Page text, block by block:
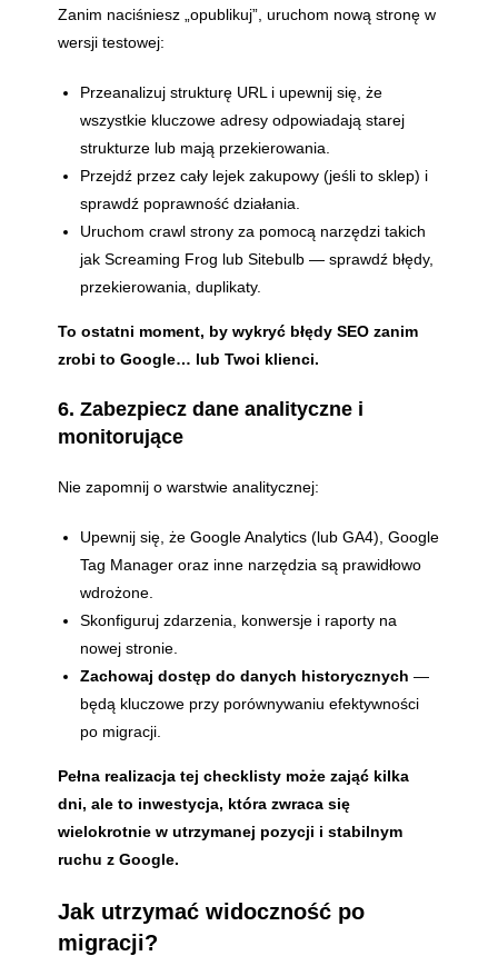
Zanim naciśniesz „opublikuj”, uruchom nową stronę w
wersji testowej:
Przeanalizuj strukturę URL i upewnij się, że
wszystkie kluczowe adresy odpowiadają starej
strukturze lub mają przekierowania.
Przejdź przez cały lejek zakupowy (jeśli to sklep) i
sprawdź poprawność działania.
Uruchom crawl strony za pomocą narzędzi takich
jak Screaming Frog lub Sitebulb — sprawdź błędy,
przekierowania, duplikaty.
To ostatni moment, by wykryć błędy SEO zanim
zrobi to Google… lub Twoi klienci.
6. Zabezpiecz dane analityczne i
monitorujące
Nie zapomnij o warstwie analitycznej:
Upewnij się, że Google Analytics (lub GA4), Google
Tag Manager oraz inne narzędzia są prawidłowo
wdrożone.
Skonfiguruj zdarzenia, konwersje i raporty na
nowej stronie.
Zachowaj dostęp do danych historycznych —
będą kluczowe przy porównywaniu efektywności
po migracji.
Pełna realizacja tej checklisty może zająć kilka
dni, ale to inwestycja, która zwraca się
wielokrotnie w utrzymanej pozycji i stabilnym
ruchu z Google.
Jak utrzymać widoczność po
migracji?